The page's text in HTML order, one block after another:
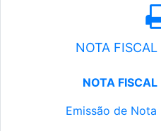
NOTA
NOTA
Emissão de Nota